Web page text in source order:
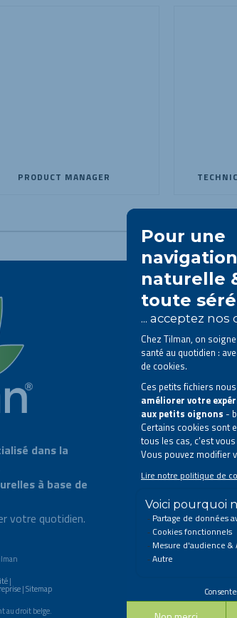
PRODUCT MANAGER
dans la
à base de
votre quotidien.
|
|Sitemap
au droit belge.